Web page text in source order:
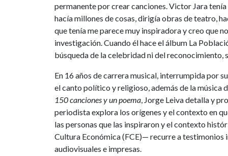
permanente por crear canciones. Victor Jara
hacía millones de cosas, dirigía obras de teatro,
que tenía me parece muy inspiradora y creo que
investigación. Cuando él hace el álbum La
búsqueda de la celebridad ni del reconocimiento,
En 16 años de carrera musical, interrumpida por
el canto político y religioso, además de la música
150 canciones y un poema, Jorge Leiva detalla y
periodista explora los orígenes y el contexto en
las personas que las inspiraron y el contexto
Cultura Económica (FCE)— recurre a testimonios
audiovisuales e impresas.